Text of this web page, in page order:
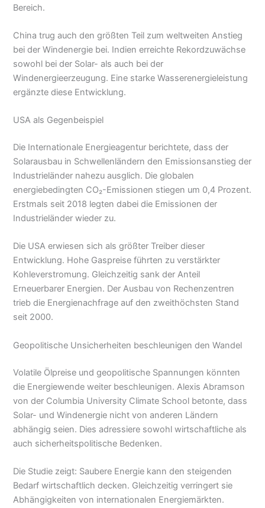
Bereich.
China trug auch den größten Teil zum weltweiten Anstieg
bei der Windenergie bei. Indien erreichte Rekordzuwächse
sowohl bei der Solar- als auch bei der
Windenergieerzeugung. Eine starke Wasserenergieleistung
ergänzte diese Entwicklung.
USA als Gegenbeispiel
Die Internationale Energieagentur berichtete, dass der
Solarausbau in Schwellenländern den Emissionsanstieg der
Industrieländer nahezu ausglich. Die globalen
energiebedingten CO₂-Emissionen stiegen um 0,4 Prozent.
Erstmals seit 2018 legten dabei die Emissionen der
Industrieländer wieder zu.
Die USA erwiesen sich als größter Treiber dieser
Entwicklung. Hohe Gaspreise führten zu verstärkter
Kohleverstromung. Gleichzeitig sank der Anteil
Erneuerbarer Energien. Der Ausbau von Rechenzentren
trieb die Energienachfrage auf den zweithöchsten Stand
seit 2000.
Geopolitische Unsicherheiten beschleunigen den Wandel
Volatile Ölpreise und geopolitische Spannungen könnten
die Energiewende weiter beschleunigen. Alexis Abramson
von der Columbia University Climate School betonte, dass
Solar- und Windenergie nicht von anderen Ländern
abhängig seien. Dies adressiere sowohl wirtschaftliche als
auch sicherheitspolitische Bedenken.
Die Studie zeigt: Saubere Energie kann den steigenden
Bedarf wirtschaftlich decken. Gleichzeitig verringert sie
Abhängigkeiten von internationalen Energiemärkten.